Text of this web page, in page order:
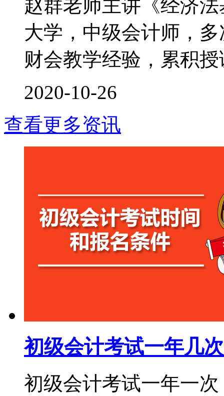
赵群老师主讲《经济
大学，中级会计师，
财会教学经验，累积
2020-10-26
查看更多资讯
初级会计考试一年几
初级会计考试一年一